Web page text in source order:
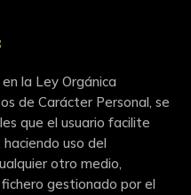
la Ley Orgánica
de Carácter Personal, se
que el usuario facilite
uso del
otro medio,
gestionado por el